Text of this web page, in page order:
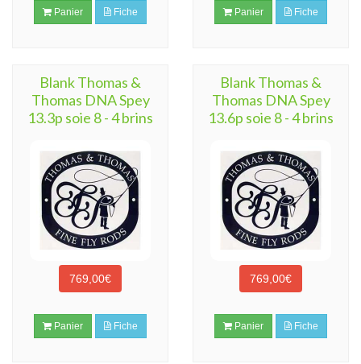
Panier Fiche Panier Fiche
Blank Thomas &
Thomas DNA Spey
13.3p soie 8 - 4 brins
769,00€
Panier Fiche
Blank Thomas &
Thomas DNA Spey
13.6p soie 8 - 4 brins
769,00€
Panier Fiche